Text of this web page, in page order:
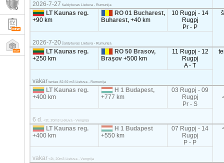
2026-7-27 šaldytuvas Lietuva - Rumunija
LT Kaunas reg.
+90 km
RO 01 Bucharest,
Buharest,+40 km
10 Rugpj - 14
Rugpj
Pr - P
2026-7-20 šaldytuvas Lietuva - Rumunija
LT Kaunas reg.
+250 km
RO 50 Brasov,
Braşov+500 km
11 Rugpj - 12
Rugpj
A - T
vakar tentas 82-92 m3 Lietuva - Rumunija
LT Kaunas reg.
+400 km
H 1 Budapest,
+777 km
03 Rugpj - 09
Rugpj
Pr - S
6 d. <2t, 20m3 Lietuva - Vengrija
LT Kaunas reg.
+400 km
H 1 Budapest
+550 km
07 Rugpj - 14
Rugpj
P - P
vakar <2t, 20m3 Lietuva - Vengrija